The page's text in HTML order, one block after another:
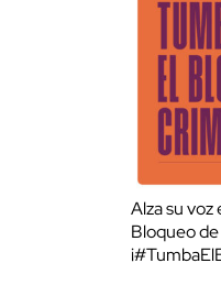
Alza su
Bloqueo de